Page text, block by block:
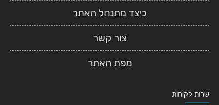
כיצד מתנהל האתר
צור קשר
מפת האתר
שרות לקוחות